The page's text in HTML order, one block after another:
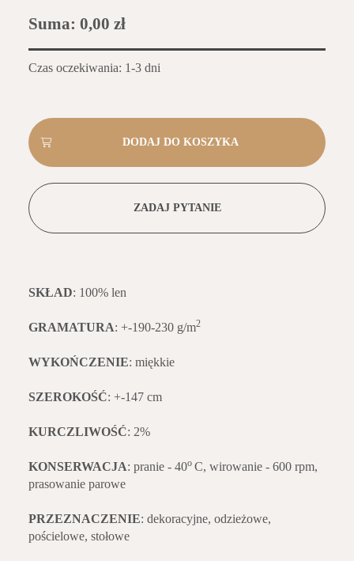
Suma: 0,00 zł
Czas oczekiwania: 1-3 dni
ZADAJ PYTANIE
SKŁAD: 100% len
GRAMATURA: +-190-230 g/m2
WYKOŃCZENIE: miękkie
SZEROKOŚĆ: +-147 cm
KURCZLIWOŚĆ: 2%
KONSERWACJA: pranie - 40o C, wirowanie - 600 rpm,
prasowanie parowe
PRZEZNACZENIE: dekoracyjne, odzieżowe,
pościelowe, stołowe